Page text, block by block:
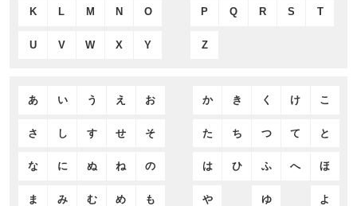
K L M N O P Q R S T
U V W X Y Z
あ い う え お か き く け こ
さ し す せ そ た ち つ て と
な に ぬ ね の は ひ ふ へ ほ
ま み む め も や ゆ よ